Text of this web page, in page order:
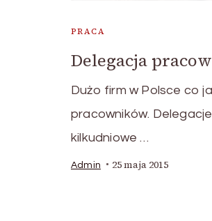
PRACA
Delegacja
Dużo firm w Polsce co
pracowników.
kilkudniowe …
Admin 25 maja 2015